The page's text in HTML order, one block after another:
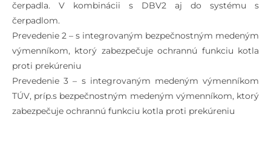
čerpadla. V kombinácii s DBV2 aj do systému s
čerpadlom.
Prevedenie 2 – s integrovaným bezpečnostným medeným
výmenníkom, ktorý zabezpečuje ochrannú funkciu kotla
proti prekúreniu
Prevedenie 3 – s integrovaným medeným výmenníkom
TÚV, príp.s bezpečnostným medeným výmenníkom, ktorý
zabezpečuje ochrannú funkciu kotla proti prekúreniu